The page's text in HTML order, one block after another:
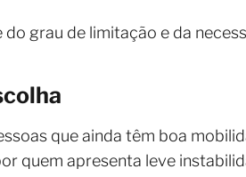
grau de limitação e da
que ainda têm boa
quem apresenta leve